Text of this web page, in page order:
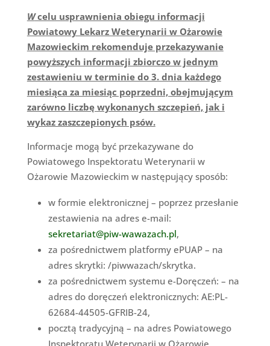
Wcelu usprawnienia obiegu informacji
Powiatowy Lekarz Weterynarii w Ożarowie
Mazowieckim rekomenduje przekazywanie
powyższych informacji zbiorczo w jednym
zestawieniu w terminie do 3. dnia każdego
miesiąca za miesiąc poprzedni, obejmującym
zarówno liczbę wykonanych szczepień, jak i
wykaz zaszczepionych psów.
Informacje mogą być przekazywane do
Powiatowego Inspektoratu Weterynarii w
Ożarowie Mazowieckim w następujący sposób:
w formie elektronicznej – poprzez przesłanie
zestawienia na adres e-mail:
sekretariat@piw-wawazach.pl,
za pośrednictwem platformy ePUAP – na
adres skrytki: /piwwazach/skrytka.
za pośrednictwem systemu e-Doręczeń: – na
adres do doręczeń elektronicznych: AE:PL-
62684-44505-GFRIB-24,
pocztą tradycyjną – na adres Powiatowego
Inspektoratu Weterynarii w Ożarowie